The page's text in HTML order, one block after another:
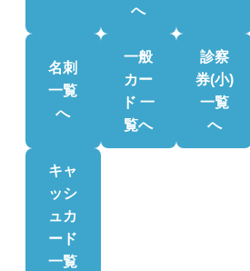
へ
名刺
一覧
へ
一般
カー
ド 一
覧へ
診察
券(小)
一覧
へ
キャ
ッシ
ュカ
ード
一覧